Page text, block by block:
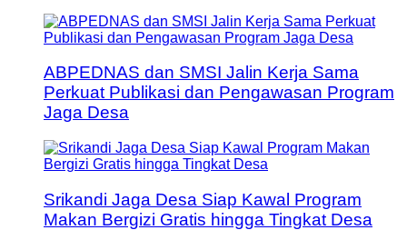
ABPEDNAS dan SMSI Jalin Kerja Sama
Perkuat Publikasi dan Pengawasan Program
Jaga Desa
Srikandi Jaga Desa Siap Kawal Program
Makan Bergizi Gratis hingga Tingkat Desa